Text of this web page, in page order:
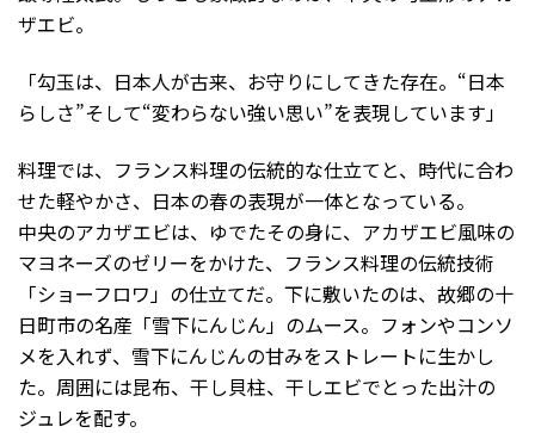
ザエビ。
「勾玉は、日本人が古来、お守りにしてきた存在。“日本
らしさ”そして“変わらない強い思い”を表現しています」
料理では、フランス料理の伝統的な仕立てと、時代に合わ
せた軽やかさ、日本の春の表現が一体となっている。
中央のアカザエビは、ゆでたその身に、アカザエビ風味の
マヨネーズのゼリーをかけた、フランス料理の伝統技術
「ショーフロワ」の仕立てだ。下に敷いたのは、故郷の十
日町市の名産「雪下にんじん」のムース。フォンやコンソ
メを入れず、雪下にんじんの甘みをストレートに生かし
た。周囲には昆布、干し貝柱、干しエビでとった出汁の
ジュレを配す。